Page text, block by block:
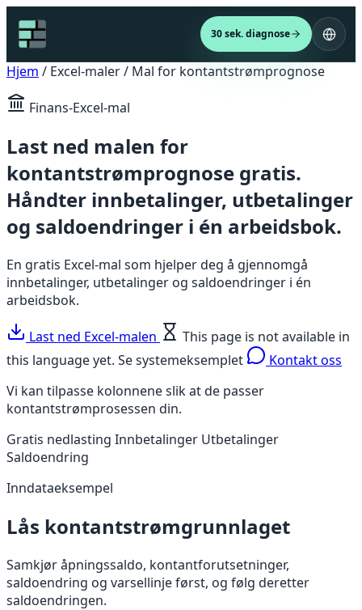
30 sek. diagnose
Hjem / Excel-maler/ Mal for kontantstrømprognose
Finans-Excel-mal
Last ned malen for
kontantstrømprognose gratis.
Håndter innbetalinger, utbetalinger
og saldoendringer i én arbeidsbok.
En gratis Excel-mal som hjelper deg å gjennomgå
innbetalinger, utbetalinger og saldoendringer i én
arbeidsbok.
Last ned Excel-malen
This page is not available in
this language yet. Se systemeksemplet
Kontakt oss
Vi kan tilpasse kolonnene slik at de passer
kontantstrømprosessen din.
Gratis nedlasting Innbetalinger Utbetalinger
Saldoendring
Inndataeksempel
Lås kontantstrømgrunnlaget
Samkjør åpningssaldo, kontantforutsetninger,
saldoendring og varsellinje først, og følg deretter
saldoendringen.